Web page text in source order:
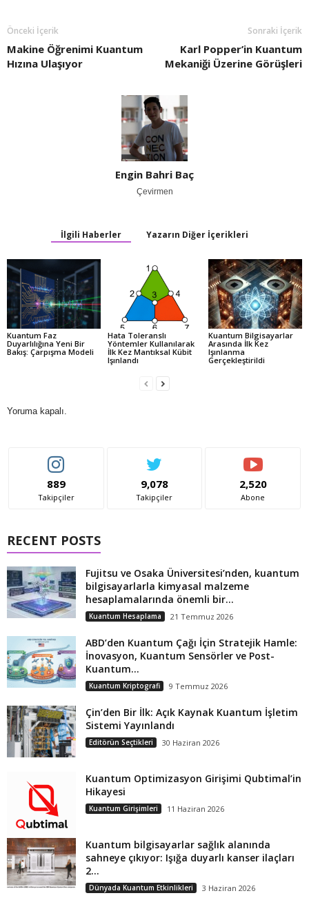
Önceki İçerik
Makine Öğrenimi Kuantum
Hızına Ulaşıyor
Sonraki İçerik
Karl Popper’in Kuantum
Mekaniği Üzerine Görüşleri
Engin Bahri Baç
Çevirmen
İlgili Haberler Yazarın Diğer İçerikleri
Kuantum Faz
Duyarlılığına Yeni Bir
Bakış: Çarpışma Modeli
Hata Toleranslı
Yöntemler Kullanılarak
İlk Kez Mantıksal Kübit
Işınlandı
Kuantum Bilgisayarlar
Arasında İlk Kez
Işınlanma
Gerçekleştirildi
Yoruma kapalı.
889
Takipçiler
9,078
Takipçiler
2,520
Abone
RECENT POSTS
Fujitsu ve Osaka Üniversitesi’nden, kuantum
bilgisayarlarla kimyasal malzeme
hesaplamalarında önemli bir...
Kuantum Hesaplama 21 Temmuz 2026
ABD’den Kuantum Çağı İçin Stratejik Hamle:
İnovasyon, Kuantum Sensörler ve Post-
Kuantum...
Kuantum Kriptografi 9 Temmuz 2026
Çin’den Bir İlk: Açık Kaynak Kuantum İşletim
Sistemi Yayınlandı
Editörün Seçtikleri 30 Haziran 2026
Kuantum Optimizasyon Girişimi Qubtimal’in
Hikayesi
Kuantum Girişimleri 11 Haziran 2026
Kuantum bilgisayarlar sağlık alanında
sahneye çıkıyor: Işığa duyarlı kanser ilaçları
2...
Dünyada Kuantum Etkinlikleri 3 Haziran 2026